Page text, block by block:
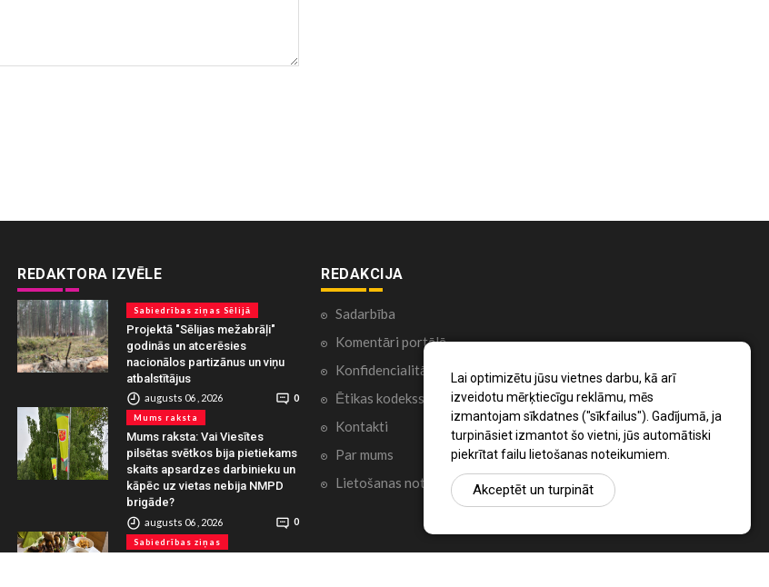
Lai optimizētu jūsu vietnes darbu, kā arī
izveidotu mērķtiecīgu reklāmu, mēs
izmantojam sīkdatnes ("sīkfailus"). Gadījumā, ja
turpināsiet izmantot šo vietni, jūs automātiski
piekrītat failu lietošanas noteikumiem.
Akceptēt un turpināt
REDAKTORA IZVĒLE
Sabiedrības ziņas Sēlijā
Projektā "Sēlijas mežabrāļi"
godinās un atcerēsies
nacionālos partizānus un viņu
atbalstītājus
augusts 06 , 2026 0
Mums raksta
Mums raksta: Vai Viesītes
pilsētas svētkos bija pietiekams
skaits apsardzes darbinieku un
kāpēc uz vietas nebija NMPD
brigāde?
augusts 06 , 2026 0
Sabiedrības ziņas
REDAKCIJA
Sadarbība
Komentāri portālā
Konfidencialitātes politika
Ētikas kodekss
Kontakti
Par mums
Lietošanas noteikumi